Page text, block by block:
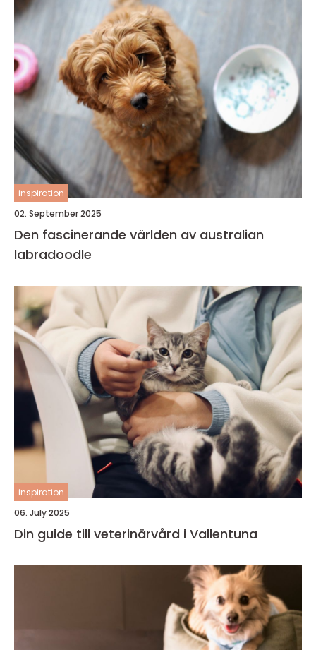
inspiration
02. September 2025
Den fascinerande världen av australian
labradoodle
inspiration
06. July 2025
Din guide till veterinärvård i Vallentuna